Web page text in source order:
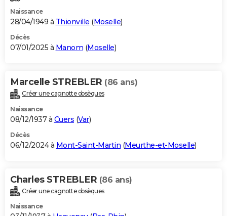
Naissance
28/04/1949 à Thionville (Moselle)
Décès
07/01/2025 à Manom (Moselle)
Marcelle STREBLER (86 ans)
Créer une cagnotte obsèques
Naissance
08/12/1937 à Cuers (Var)
Décès
06/12/2024 à Mont-Saint-Martin (Meurthe-et-Moselle)
Charles STREBLER (86 ans)
Créer une cagnotte obsèques
Naissance